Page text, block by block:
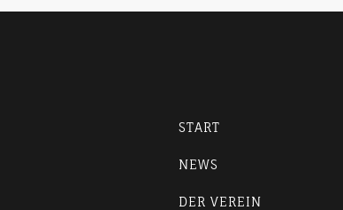
START
NEWS
DER VEREIN